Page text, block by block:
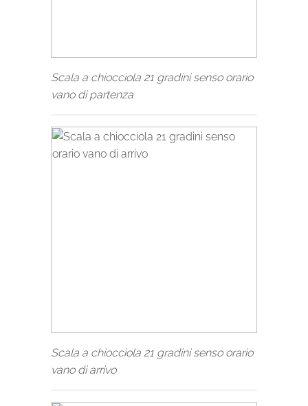
Scala a chiocciola 21 gradini senso orario
vano di partenza
Scala a chiocciola 21 gradini senso orario
vano di arrivo